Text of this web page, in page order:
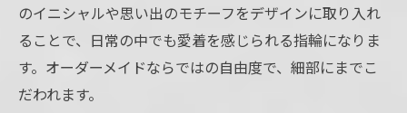
のイニシャルや思い出のモチーフをデザインに取り入れ
ることで、日常の中でも愛着を感じられる指輪になりま
す。オーダーメイドならではの自由度で、細部にまでこ
だわれます。